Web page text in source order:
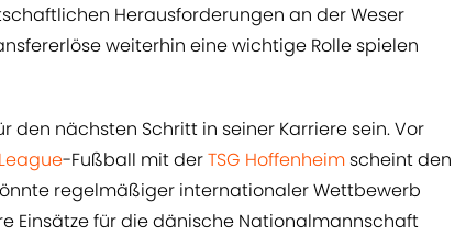
Herausforderungen an der Weser
weiterhin eine wichtige Rolle spielen
den nächsten Schritt in seiner Karriere sein. Vor
-Fußball mit derTSG Hoffenheim scheint den
regelmäßiger internationaler Wettbewerb
Einsätze für die dänische Nationalmannschaft